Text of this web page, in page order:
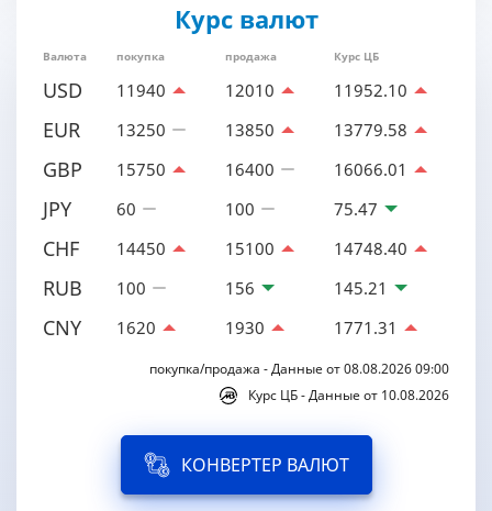
Курс валют
Валюта покупка продажа Курс ЦБ
USD 11940 12010 11952.10
EUR 13250 13850 13779.58
GBP 15750 16400 16066.01
JPY 60 100 75.47
CHF 14450 15100 14748.40
RUB 100 156 145.21
CNY 1620 1930 1771.31
покупка/продажа - Данные от 08.08.2026 09:00
Курс ЦБ - Данные от 10.08.2026
КОНВЕРТЕР ВАЛЮТ